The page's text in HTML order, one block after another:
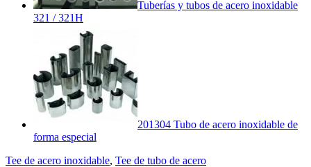
Tuberías y tubos de acero inoxidable
321 / 321H
201304 Tubo de acero inoxidable de
forma especial
Tee de acero inoxidable, Tee de tubo de acero